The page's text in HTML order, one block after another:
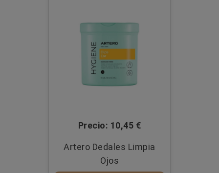
Precio: 10,45 €
Artero Dedales Limpia
Ojos